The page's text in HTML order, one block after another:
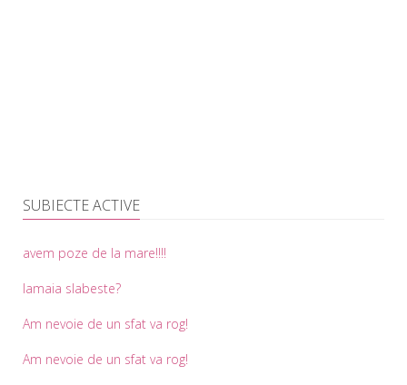
SUBIECTE ACTIVE
avem poze de la mare!!!!
lamaia slabeste?
Am nevoie de un sfat va rog!
Am nevoie de un sfat va rog!